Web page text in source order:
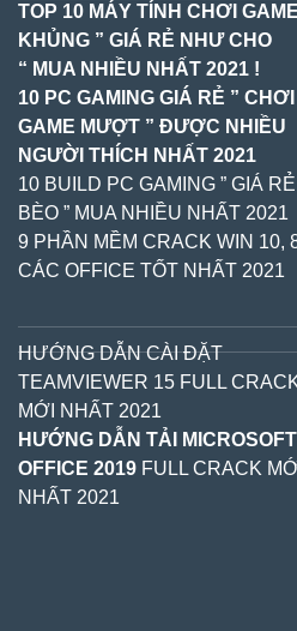
TOP 10 MÁY TÍNH CHƠI GAME
KHỦNG ” GIÁ RẺ NHƯ CHO
“ MUA NHIỀU NHẤT 2021 !
10 PC GAMING GIÁ RẺ ” CHƠI
GAME MƯỢT ” ĐƯỢC NHIỀU
NGƯỜI THÍCH NHẤT 2021
10 BUILD PC GAMING ” GIÁ RẺ
BÈO ” MUA NHIỀU NHẤT 2021
9 PHẦN MỀM CRACK WIN 10,
CÁC OFFICE TỐT NHẤT 2021
HƯỚNG DẪN CÀI ĐẶT
TEAMVIEWER 15 FULL
MỚI NHẤT 2021
HƯỚNG DẪN TẢI MICROSOFT
OFFICE 2019 FULL CRACK
NHẤT 2021